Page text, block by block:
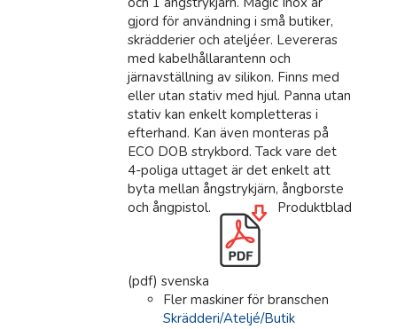
gjord för användning i små butiker,
skrädderier och ateljéer. Levereras
med kabelhållarantenn och
järnavställning av silikon. Finns med
eller utan stativ med hjul. Panna utan
stativ kan enkelt kompletteras i
efterhand. Kan även monteras på
ECO DOB strykbord. Tack vare det
4-poliga uttaget är det enkelt att
byta mellan ångstrykjärn, ångborste
och ångpistol.
Produktblad
(pdf) svenska
Fler maskiner för branschen
Skrädderi/Ateljé/Butik